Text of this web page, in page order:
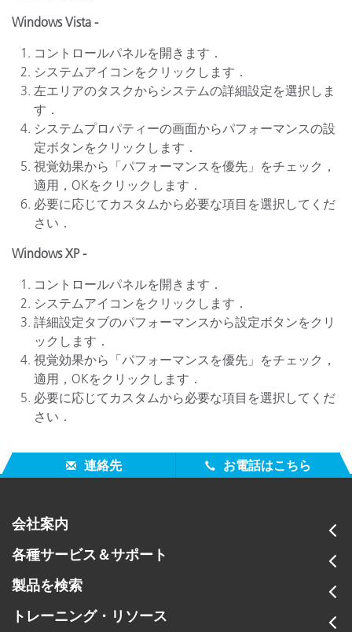
Windows Vista -
コントロールパネルを開きます．
システムアイコンをクリックします．
左エリアのタスクからシステムの詳細設定を選択しま
す．
システムプロパティーの画面からパフォーマンスの設
定ボタンをクリックします．
視覚効果から「パフォーマンスを優先」をチェック，
適用，OKをクリックします．
必要に応じてカスタムから必要な項目を選択してくだ
さい．
Windows XP -
コントロールパネルを開きます．
システムアイコンをクリックします．
詳細設定タブのパフォーマンスから設定ボタンをクリ
ックします．
視覚効果から「パフォーマンスを優先」をチェック，
適用，OKをクリックします．
必要に応じてカスタムから必要な項目を選択してくだ
さい．
連絡先 お電話はこちら
会社案内
各種サービス＆サポート
製品を検索
トレーニング・リソース